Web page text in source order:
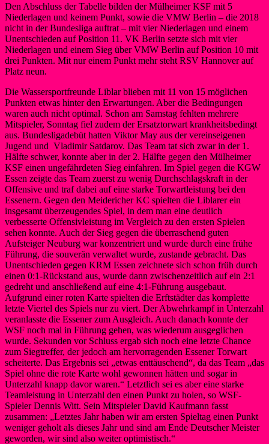
Den Abschluss der Tabelle bilden der Mülheimer KSF mit 5
Niederlagen und keinem Punkt, sowie die VMW Berlin – die 2018
nicht in der Bundesliga auftrat – mit vier Niederlagen und einem
Unentschieden auf Position 11. VK Berlin setzte sich mit vier
Niederlagen und einem Sieg über VMW Berlin auf Position 10 mit
drei Punkten. Mit nur einem Punkt mehr steht RSV Hannover auf
Platz neun.
Die Wassersportfreunde Liblar blieben mit 11 von 15 möglichen
Punkten etwas hinter den Erwartungen. Aber die Bedingungen
waren auch nicht optimal. Schon am Samstag fehlten mehrere
Mitspieler, Sonntag fiel zudem der Ersatztorwart krankheitsbedingt
aus. Bundesligadebüt hatten Viktor May aus der vereinseigenen
Jugend und Vladimir Satdarov. Das Team tat sich zwar in der 1.
Hälfte schwer, konnte aber in der 2. Hälfte gegen den Mülheimer
KSF einen ungefährdeten Sieg einfahren. Im Spiel gegen die KGW
Essen zeigte das Team zuerst zu wenig Durchschlagskraft in der
Offensive und traf dabei auf eine starke Torwartleistung bei den
Essenern. Gegen den Meidericher KC spielten die Liblarer ein
insgesamt überzeugendes Spiel, in dem man eine deutlich
verbesserte Offensivleistung im Vergleich zu den ersten Spielen
sehen konnte. Auch der Sieg gegen die überraschend guten
Aufsteiger Neuburg war konzentriert und wurde durch eine frühe
Führung, die souverän verwaltet wurde, zustande gebracht. Das
Unentschieden gegen KRM Essen zeichnete sich schon früh durch
einen 0:1-Rückstand aus, wurde dann zwischenzeitlich auf ein 2:1
gedreht und anschließend auf eine 4:1-Führung ausgebaut.
Aufgrund einer roten Karte spielten die Erftstädter das komplette
letzte Viertel des Spiels nur zu viert. Der Abwehrkampf in Unterzahl
veranlasste die Essener zum Ausgleich. Auch danach konnte der
WSF noch mal in Führung gehen, was wiederum ausgeglichen
wurde. Sekunden vor Schluss ergab sich noch eine letzte Chance
zum Siegtreffer, der jedoch am hervorragenden Essener Torwart
scheiterte. Das Ergebnis sei „etwas enttäuschend“, da das Team „das
Spiel ohne die rote Karte wohl gewonnen hätten und sogar in
Unterzahl knapp davor waren.“ Letztlich sei es aber eine starke
Teamleistung in Unterzahl den einen Punkt zu holen, so WSF-
Spieler Dennis Witt. Sein Mitspieler David Kaufmann fasst
zusammen: „Letztes Jahr haben wir am ersten Spieltag einen Punkt
weniger geholt als dieses Jahr und sind am Ende Deutscher Meister
geworden, wir sind also weiter optimistisch.“